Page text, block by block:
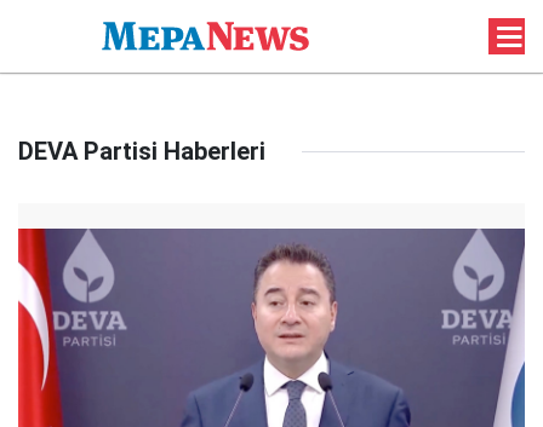
DEVA Partisi Haberleri